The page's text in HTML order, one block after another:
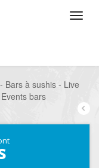
Bars à sushis - Live
bars